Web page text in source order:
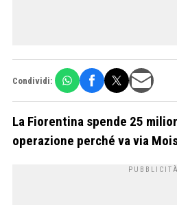
Condividi:
La Fiorentina spende 25
operazione perché va via